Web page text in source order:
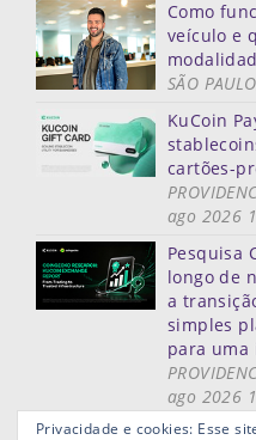
Como
veículo e
SÃO
KuCoin
cartões-
ago 2026
Pesquisa
longo de
a
simples
para
ago 2026
Mais notícias
Privacidade e cookies: Esse